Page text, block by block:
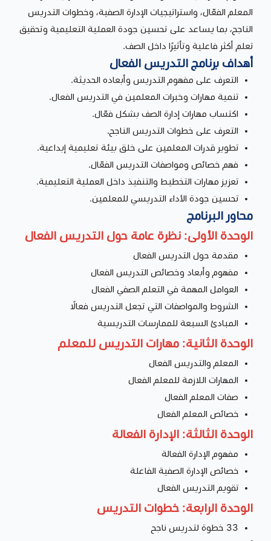
المعلم الفعّال، واستراتيجيات الإدارة الصفية، وخطوات التدريس
الناجح، بما يساعد على تحسين جودة العملية التعليمية وتحقيق
تعلم أكثر فاعلية وتأثيرًا داخل الصف.
أهداف برنامج التدريس الفعال
التعرف على مفهوم التدريس وأبعاده الحديثة.
تنمية مهارات وخبرات المعلمين في التدريس الفعال.
اكتساب مهارات إدارة الصف بشكل فعّال.
التعرف على خطوات التدريس الناجح.
تطوير قدرات المعلمين على خلق بيئة تعليمية إبداعية.
فهم خصائص ومواصفات التدريس الفعّال.
تعزيز مهارات التخطيط والتنفيذ داخل العملية التعليمية.
تحسين جودة الأداء التدريسي للمعلمين.
محاور البرنامج
الوحدة الأولى: نظرة عامة حول التدريس الفعال
مقدمة حول التدريس الفعال
مفهوم وأبعاد وخصائص التدريس الفعال
العوامل المهمة في التعلم الصفي الفعال
الشروط والمواصفات التي تجعل التدريس فعالًا
المبادئ السبعة للممارسات التدريسية
الوحدة الثانية: مهارات التدريس للمعلم
المعلم والتدريس الفعال
المهارات اللازمة للمعلم الفعال
صفات المعلم الفعال
خصائص المعلم الفعال
الوحدة الثالثة: الإدارة الفعالة
مفهوم الإدارة الفعالة
خصائص الإدارة الصفية الفاعلة
تقويم التدريس الفعال
الوحدة الرابعة: خطوات التدريس
33 خطوة لتدريس ناجح